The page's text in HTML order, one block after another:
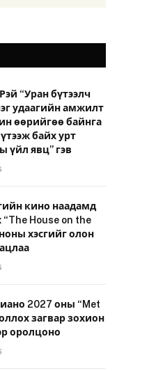
“Уран бүтээлч
удаагийн амжилт
өөрийгөө байнга
байх урт
үйл явц” гэв
кино наадамд
House on the
хэсгийг олон
2027 оны “Met
загвар зохион
оролцоно